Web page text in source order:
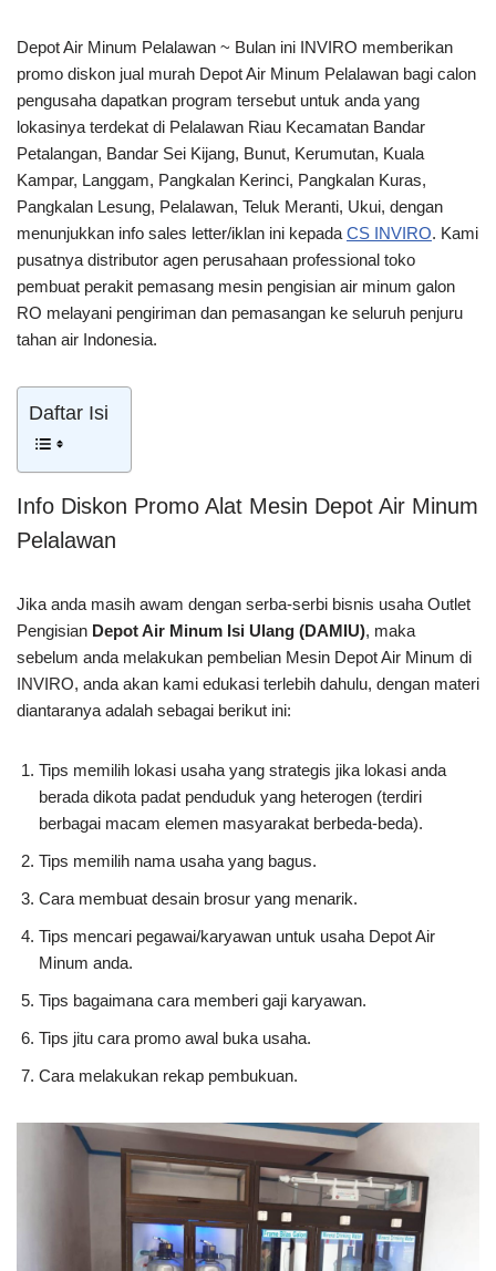
Depot Air Minum Pelalawan ~ Bulan ini INVIRO memberikan
promo diskon jual murah Depot Air Minum Pelalawan bagi calon
pengusaha dapatkan program tersebut untuk anda yang
lokasinya terdekat di Pelalawan Riau Kecamatan Bandar
Petalangan, Bandar Sei Kijang, Bunut, Kerumutan, Kuala
Kampar, Langgam, Pangkalan Kerinci, Pangkalan Kuras,
Pangkalan Lesung, Pelalawan, Teluk Meranti, Ukui, dengan
menunjukkan info sales letter/iklan ini kepada CS INVIRO. Kami
pusatnya distributor agen perusahaan professional toko
pembuat perakit pemasang mesin pengisian air minum galon
RO melayani pengiriman dan pemasangan ke seluruh penjuru
tahan air Indonesia.
Daftar Isi
Info Diskon Promo Alat Mesin Depot Air Minum
Pelalawan
Jika anda masih awam dengan serba-serbi bisnis usaha Outlet
Pengisian Depot Air Minum Isi Ulang (DAMIU), maka
sebelum anda melakukan pembelian Mesin Depot Air Minum di
INVIRO, anda akan kami edukasi terlebih dahulu, dengan materi
diantaranya adalah sebagai berikut ini:
Tips memilih lokasi usaha yang strategis jika lokasi anda
berada dikota padat penduduk yang heterogen (terdiri
berbagai macam elemen masyarakat berbeda-beda).
Tips memilih nama usaha yang bagus.
Cara membuat desain brosur yang menarik.
Tips mencari pegawai/karyawan untuk usaha Depot Air
Minum anda.
Tips bagaimana cara memberi gaji karyawan.
Tips jitu cara promo awal buka usaha.
Cara melakukan rekap pembukuan.